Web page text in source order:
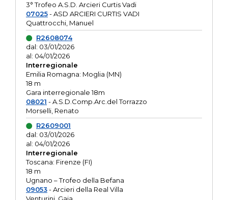
3° Trofeo A.S.D. Arcieri Curtis Vadi
07025- ASD ARCIERI CURTIS VADI
Quattrocchi, Manuel
R2608074
dal: 03/01/2026
al: 04/01/2026
Interregionale
Emilia Romagna: Moglia (MN)
18 m
Gara interregionale 18m
08021 - A.S.D.Comp.Arc.del Torrazzo
Morselli, Renato
R2609001
dal: 03/01/2026
al: 04/01/2026
Interregionale
Toscana: Firenze (FI)
18 m
Ugnano – Trofeo della Befana
09053- Arcieri della Real Villa